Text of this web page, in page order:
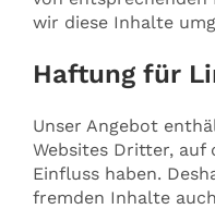
wir diese Inhalte
Haftung für
Unser Angebot
Websites Dritter, auf
Einfluss haben.
fremden Inhalte